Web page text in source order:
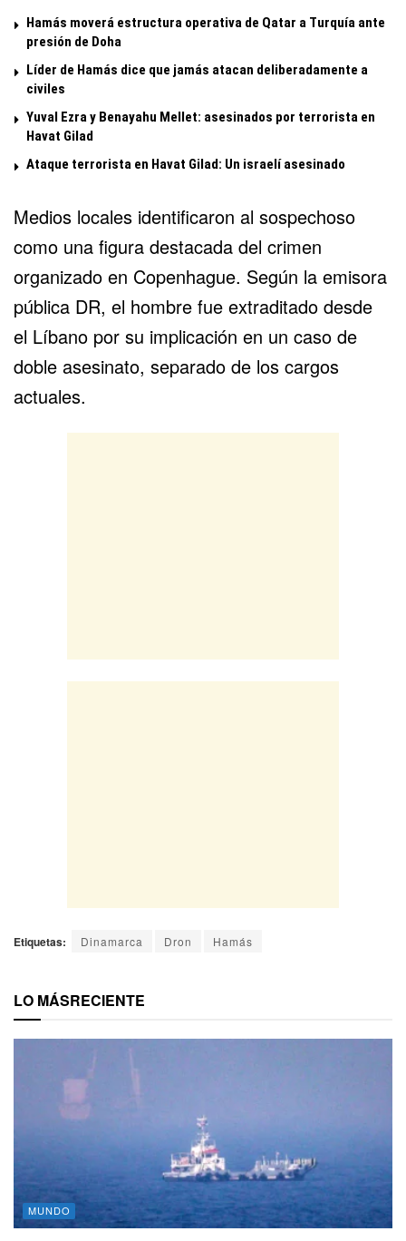
Hamás moverá estructura operativa de Qatar a Turquía ante
presión de Doha
Líder de Hamás dice que jamás atacan deliberadamente a
civiles
Yuval Ezra y Benayahu Mellet: asesinados por terrorista en
Havat Gilad
Ataque terrorista en Havat Gilad: Un israelí asesinado
Medios locales identificaron al sospechoso
como una figura destacada del crimen
organizado en Copenhague. Según la emisora
pública DR, el hombre fue extraditado desde
el Líbano por su implicación en un caso de
doble asesinato, separado de los cargos
actuales.
Etiquetas: Dinamarca Dron Hamás
LO MÁSRECIENTE
MUNDO